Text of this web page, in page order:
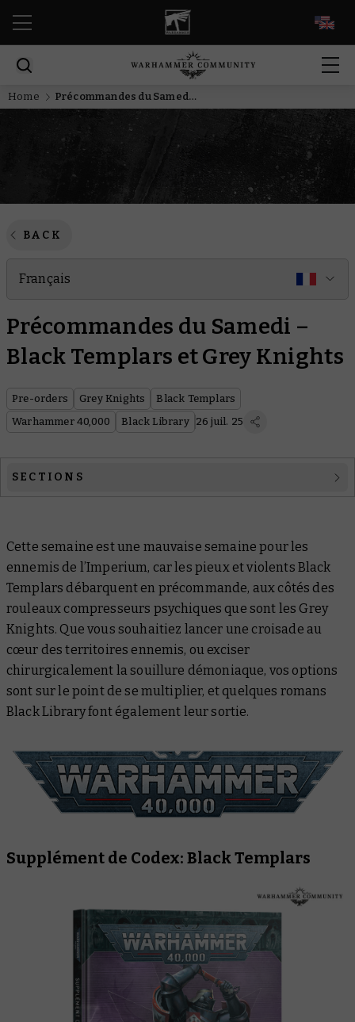
Home Précommandes du Samedi – Black Templars et Grey Knights
BACK
Français
Précommandes du Samedi –
Black Templars et Grey Knights
Pre-orders Grey Knights
Black Templars
Warhammer 40,000
Black Library 26 juil. 25
SECTIONS
Black Library
Cette semaine est une mauvaise semaine pour les
ennemis de l’Imperium, car les pieux et violents Black
Templars débarquent en précommande, aux côtés des
rouleaux compresseurs psychiques que sont les Grey
Knights. Que vous souhaitiez lancer une croisade au
cœur des territoires ennemis, ou exciser
chirurgicalement la souillure démoniaque, vos options
sont sur le point de se multiplier, et quelques romans
Black Library font également leur sortie.
Supplément de Codex: Black Templars